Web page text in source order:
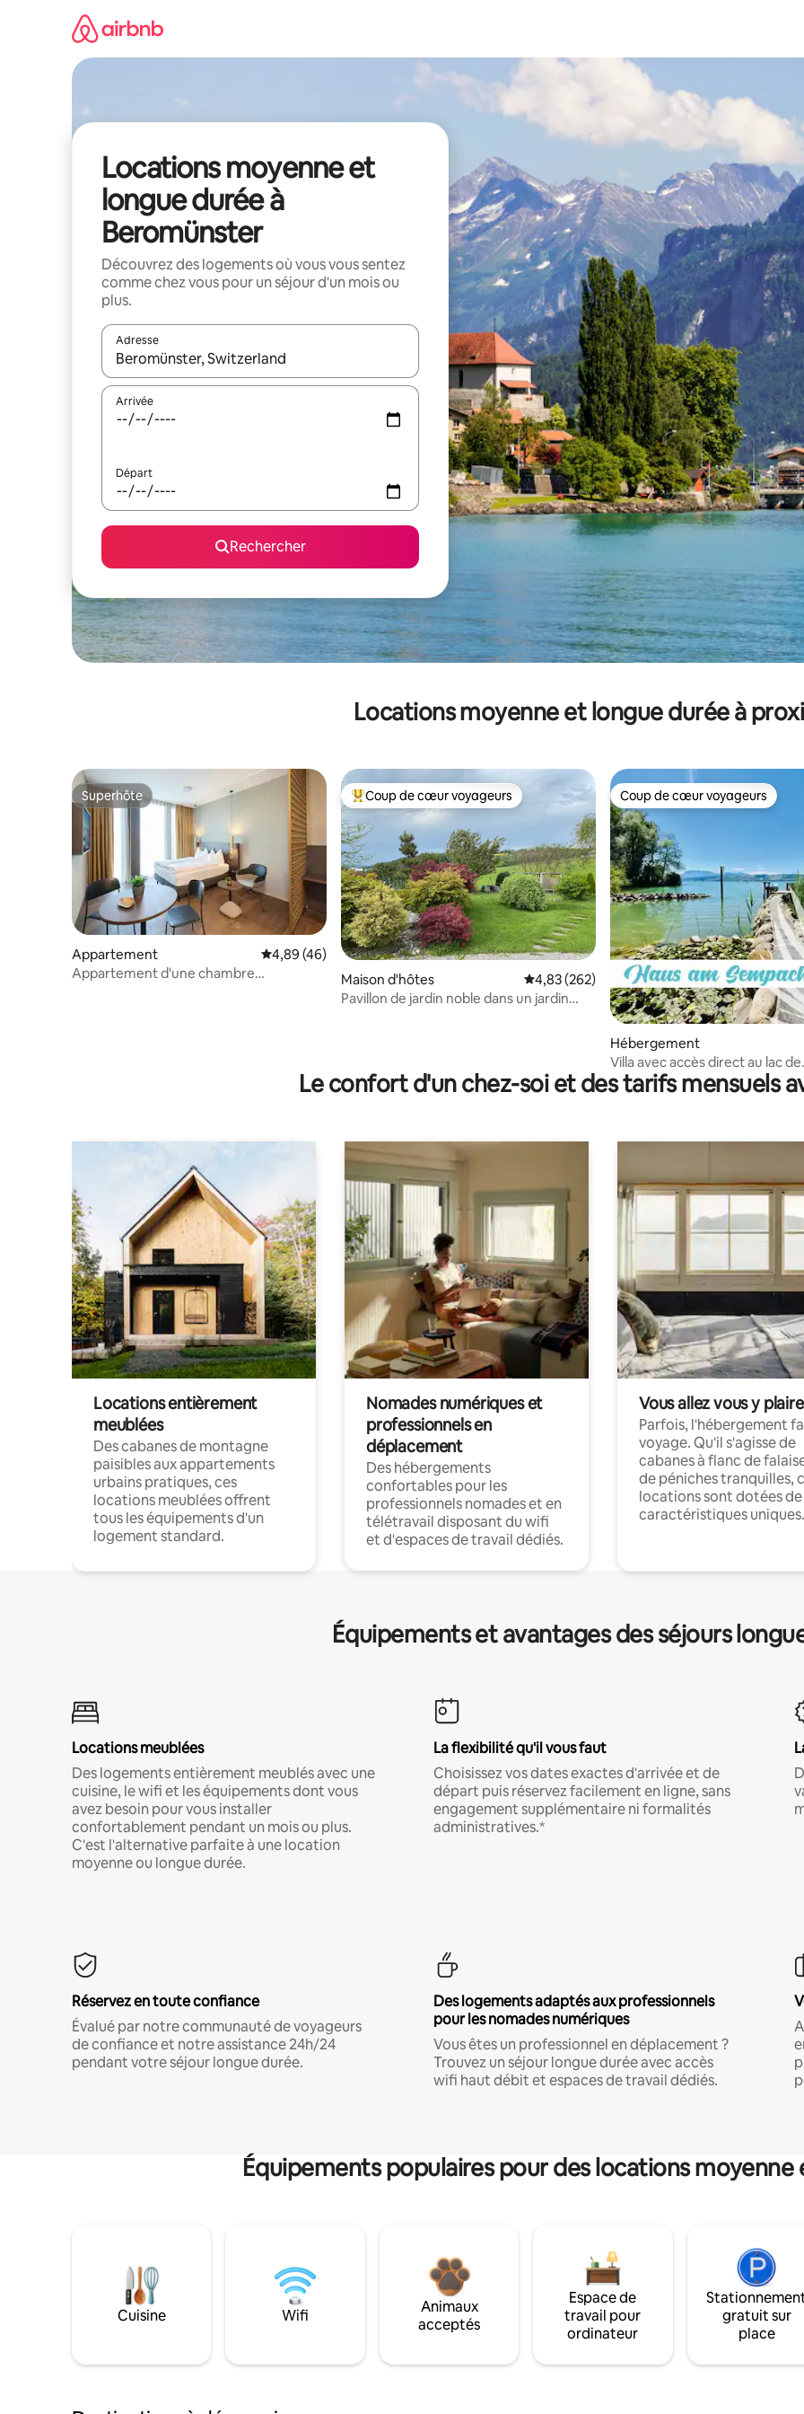
Locations moyenne et
longue durée à
Beromünster
Découvrez des logements où vous vous sentez
comme chez vous pour un séjour d'un mois ou
plus.
Adresse
Lorsque les résultats s'affichent, utilisez les flèches vers le haut et vers le bas pour les parcourir ou en appuyant et en
Arrivée
Départ
Rechercher
Locations moyenne et longue durée à
Superhôte
Superhôte
Appartement Évaluation moyenne sur la base de 46 commentaires : 4,89 sur 5
4,89 (46)
Appartement d'une chambre
Coups de cœur voyageurs les plus appréciés
Coup de cœur voyageurs
Maison d'hôtes Évaluation moyenne sur la base de 262
4,83 (262)
Pavillon de jardin noble dans un jardin
Coup de cœur voyageurs
Coup de cœur voyageurs
Hébergement
Villa avec accès direct au lac de
Sempach !
Le confort d'un chez-soi et des tarifs mensuels
Locations entièrement
meublées
Des cabanes de montagne
paisibles aux appartements
urbains pratiques, ces
locations meublées offrent
tous les équipements d'un
logement standard.
Nomades numériques et
professionnels en
déplacement
Des hébergements
confortables pour les
professionnels nomades et en
télétravail disposant du wifi
et d'espaces de travail dédiés.
Vous allez vous y plaire
Parfois, l'hébergement
voyage. Qu'il s'agisse de
cabanes à flanc de
de péniches tranquilles,
locations sont dotées de
caractéristiques uniques.
Équipements et avantages des séjours
Locations meublées
Des logements entièrement meublés avec une
cuisine, le wifi et les équipements dont vous
avez besoin pour vous installer
confortablement pendant un mois ou plus.
C'est l'alternative parfaite à une location
moyenne ou longue durée.
La flexibilité qu'il vous faut
Choisissez vos dates exactes d'arrivée et de
départ puis réservez facilement en ligne, sans
engagement supplémentaire ni formalités
administratives.*
Réservez en toute confiance
Évalué par notre communauté de voyageurs
de confiance et notre assistance 24h/24
pendant votre séjour longue durée.
Des logements adaptés aux professionnels
pour les nomades numériques
Vous êtes un professionnel en déplacement ?
Trouvez un séjour longue durée avec accès
wifi haut débit et espaces de travail dédiés.
Équipements populaires pour des locations
Cuisine Wifi
Animaux
acceptés
Espace de
travail pour
ordinateur
gratuit sur
place